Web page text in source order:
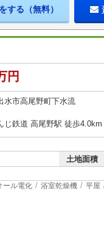
する（無料）
円
水市高尾野町下水流
じ鉄道 高尾野駅 徒歩4.0km
土地面積
ール電化 浴室乾燥機 平屋